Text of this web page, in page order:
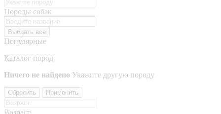
Породы собак
Выбрать все
Популярные
Каталог пород
Ничего не найдено Укажите другую породу
Сбросить Применить
Возраст